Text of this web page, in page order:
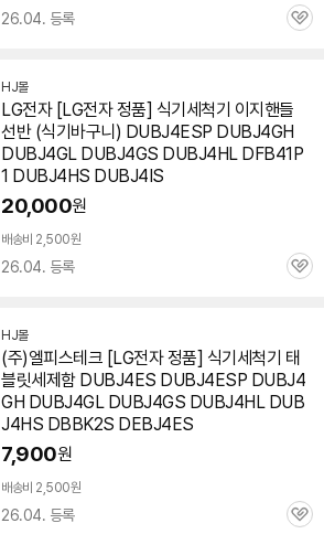
26.04. 등록
관
HJ몰네
이
버
페
이
LG전자 [LG전자 정품] 식기세척기 이지핸들
선반 (식기바구니) DUBJ4ESP DUBJ4GH
DUBJ4GL DUBJ4GS DUBJ4HL DFB41P
1 DUBJ4HS DUBJ4IS
20,000원
배송비 2,500원
26.04. 등록
관
HJ몰네
이
버
페
이
(주)엘피스테크 [LG전자 정품] 식기세척기 태
블릿세제함 DUBJ4ES DUBJ4ESP DUBJ4
GH DUBJ4GL DUBJ4GS DUBJ4HL DUB
J4HS DBBK2S DEBJ4ES
7,900원
배송비 2,500원
26.04. 등록
관